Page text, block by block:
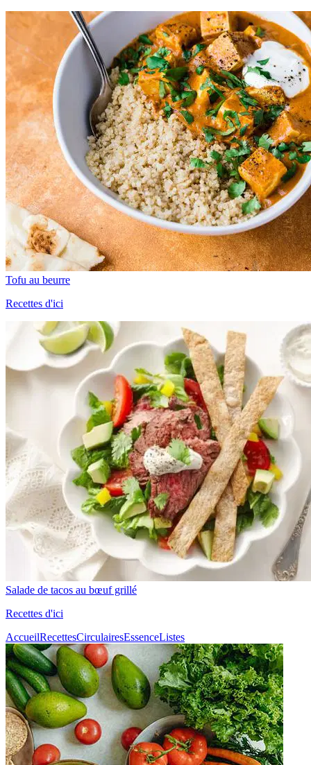
Tofu au beurre
Recettes d'ici
Salade de tacos au bœuf grillé
Recettes d'ici
AccueilRecettesCirculairesEssenceListes